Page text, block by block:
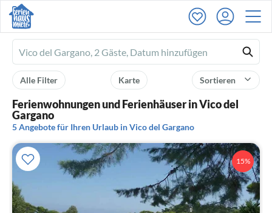
Ferienhausmiete
logo
Sortieren
Karte
Alle Filter
Ferienwohnungen und Ferienhäuser in Vico del
Gargano
5 Angebote für Ihren Urlaub in Vico del Gargano
15%